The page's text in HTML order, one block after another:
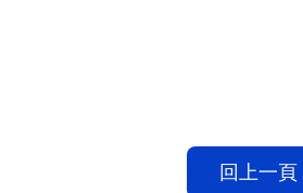
回上一頁